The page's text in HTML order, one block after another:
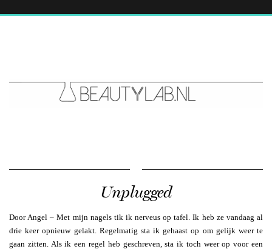
Unplugged
Door Angel – Met mijn nagels tik ik nerveus op tafel. Ik heb ze vandaag al
drie keer opnieuw gelakt. Regelmatig sta ik gehaast op om gelijk weer te
gaan zitten. Als ik een regel heb geschreven, sta ik toch weer op voor een